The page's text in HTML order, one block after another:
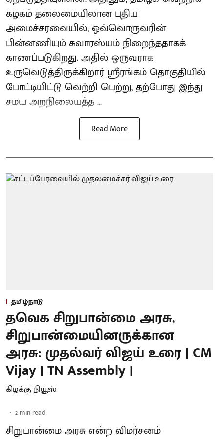
கழகம் தலைமையிலான புதிய
அமைச்சரவையில், ஒவ்வொருவரின்
பின்னணியும் சுவாரஸ்யம் நிறைந்ததாகக்
காணப்படுகிறது. அதில் ஒருவராக
உருவெடுத்திருக்கிறார் ஸ்ரீரங்கம் தொகுதியில்
போட்டியிட்டு வெற்றி பெற்று, தற்போது இந்து
சமய அறநிலையத்த ...
Read More
தமிழ்நாடு
தவெக சிறுபான்மை அரசு,
சிறுபான்மையினருக்கான
அரசு: முதல்வர் விஜய் உரை | CM
Vijay | TN Assembly |
கிழக்கு நியூஸ்
2 min read
சிறுபான்மை அரசு என்ற விமர்சனம்